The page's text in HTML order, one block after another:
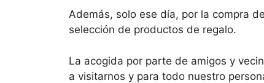
Además, solo ese día, por la compra
selección de productos de regalo.
La acogida por parte de amigos y
a visitarnos y para todo nuestro